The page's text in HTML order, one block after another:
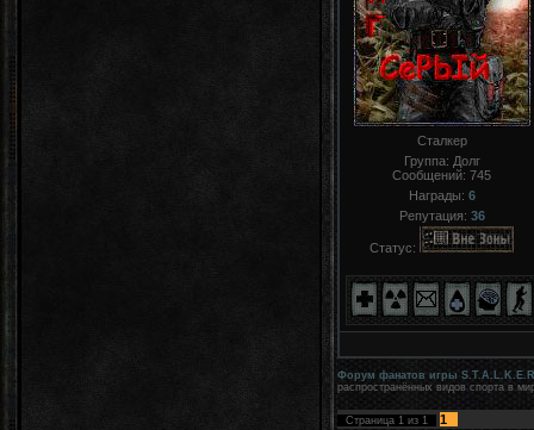
Сталкер
Группа: Долг
Сообщений: 745
Награды: 6
Репутация: 36
Статус:
Форум фанатов игры
распространённых видов спорта в
Страница 1из 1 1